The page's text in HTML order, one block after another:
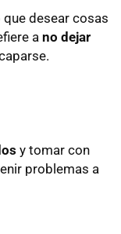
desear cosas
a no dejar
y tomar con
problemas a